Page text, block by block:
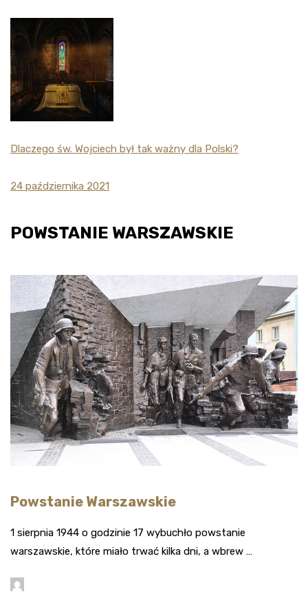
Dlaczego św. Wojciech był tak ważny dla Polski?
24 października 2021
POWSTANIE WARSZAWSKIE
Powstanie Warszawskie
1 sierpnia 1944 o godzinie 17 wybuchło powstanie
warszawskie, które miało trwać kilka dni, a wbrew …